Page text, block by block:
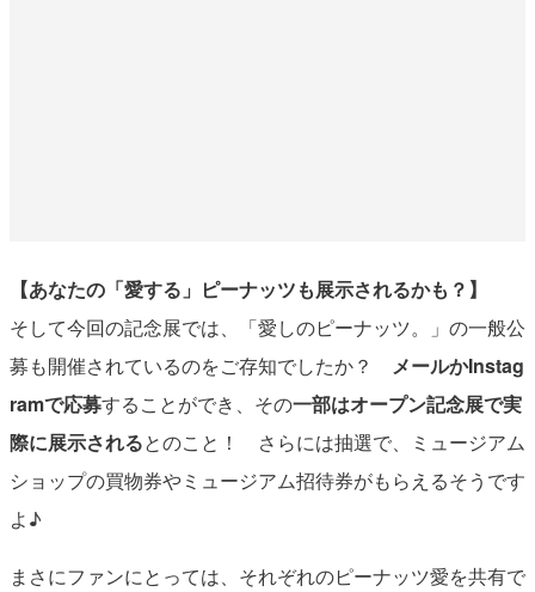
【あなたの「愛する」ピーナッツも展示されるかも？】
そして今回の記念展では、「愛しのピーナッツ。」の一般公
募も開催されているのをご存知でしたか？ メールかInstag
ramで応募することができ、その一部はオープン記念展で実
際に展示されるとのこと！ さらには抽選で、ミュージアム
ショップの買物券やミュージアム招待券がもらえるそうです
よ♪
まさにファンにとっては、それぞれのピーナッツ愛を共有で